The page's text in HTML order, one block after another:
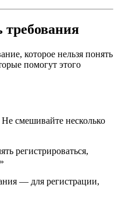
требования
которое нельзя понять
помогут этого
смешивайте несколько
регистрироваться,
— для регистрации,